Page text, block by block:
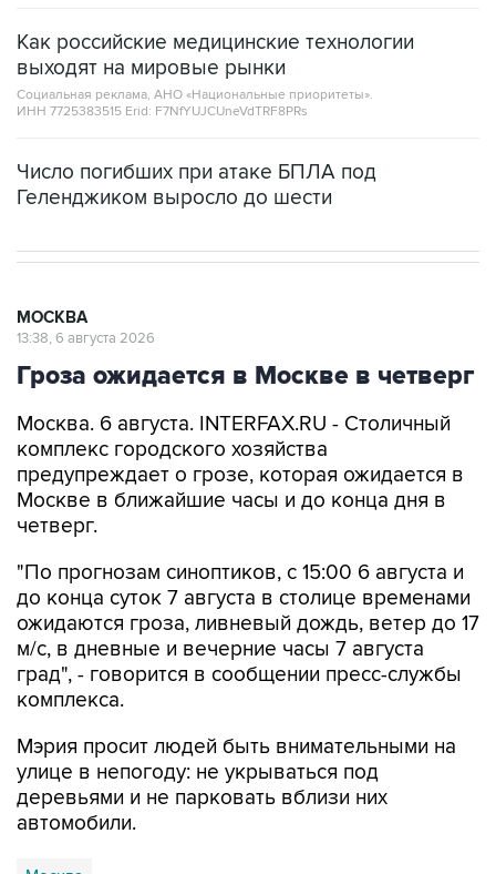
Как российские медицинские технологии
выходят на мировые рынки
Социальная реклама, АНО «Национальные приоритеты».
ИНН 7725383515 Erid: F7NfYUJCUneVdTRF8PRs
Число погибших при атаке БПЛА под
Геленджиком выросло до шести
МОСКВА
13:38, 6 августа 2026
Гроза ожидается в Москве в четверг
Москва. 6 августа. INTERFAX.RU - Столичный
комплекс городского хозяйства
предупреждает о грозе, которая ожидается в
Москве в ближайшие часы и до конца дня в
четверг.
"По прогнозам синоптиков, с 15:00 6 августа и
до конца суток 7 августа в столице временами
ожидаются гроза, ливневый дождь, ветер до 17
м/с, в дневные и вечерние часы 7 августа
град", - говорится в сообщении пресс-службы
комплекса.
Мэрия просит людей быть внимательными на
улице в непогоду: не укрываться под
деревьями и не парковать вблизи них
автомобили.